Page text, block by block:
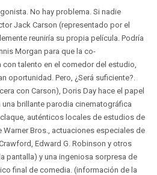
No hay problema. Si nadie
Jack Carson (representado por el
reuniría su propia película. Podría
Morgan para que la co-
con talento en el comedor del estudio,
oportunidad. Pero, ¿Será suficiente?.
con Carson), Doris Day hace el papel
brillante parodia cinematográfica
auténticos locales de estudios de
Bros., actuaciones especiales de
Edward G. Robinson y otros
pantalla) y una ingeniosa sorpresa de
final de comedia. (información de la